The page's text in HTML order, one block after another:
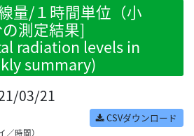
量/１時間単位（小
測定結果]
radiation levels in
summary)
03/21
CSVダウンロード
時間）